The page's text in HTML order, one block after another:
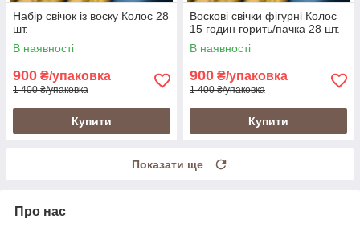
Набір свічок із воску Колос 28
шт.
В наявності
900 ₴/упаковка
1 400 ₴/упаковка
Купити
Воскові свічки фігурні Колос
15 годин горить/пачка 28 шт.
В наявності
900 ₴/упаковка
1 400 ₴/упаковка
Купити
Показати ще
Про нас